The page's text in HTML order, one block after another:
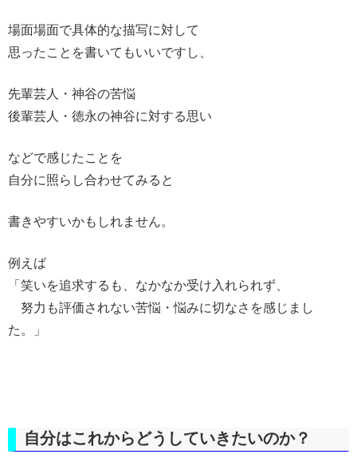
場面場面で具体的な描写に対して
思ったことを書いてもいいですし、
先輩芸人・神谷の苦悩
後輩芸人・徳永の神谷に対する思い
などで感じたことを
自分に照らし合わせてみると
書きやすいかもしれません。
例えば
「笑いを追求するも、なかなか受け入れられず、
努力も評価されない苦悩・悩みに切なさを感じまし
た。」
自分はこれからどうしていきたいのか？